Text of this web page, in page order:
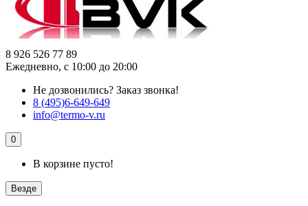
8 926 526 77 89
Ежедневно, с 10:00 до 20:00
Не дозвонились? Заказ звонка!
8 (495)6-649-649
info@termo-v.ru
0
В корзине пусто!
Везде